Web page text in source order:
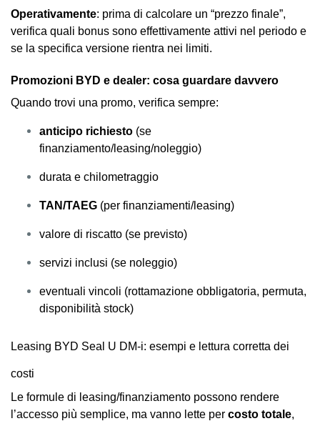
Operativamente: prima di calcolare un “prezzo finale”,
verifica quali bonus sono effettivamente attivi nel periodo e
se la specifica versione rientra nei limiti.
Promozioni BYD e dealer: cosa guardare davvero
Quando trovi una promo, verifica sempre:
anticipo richiesto (se
finanziamento/leasing/noleggio)
durata e chilometraggio
TAN/TAEG (per finanziamenti/leasing)
valore di riscatto (se previsto)
servizi inclusi (se noleggio)
eventuali vincoli (rottamazione obbligatoria, permuta,
disponibilità stock)
Leasing BYD Seal U DM-i: esempi e lettura corretta dei
costi
Le formule di leasing/finanziamento possono rendere
l’accesso più semplice, ma vanno lette per costo totale,